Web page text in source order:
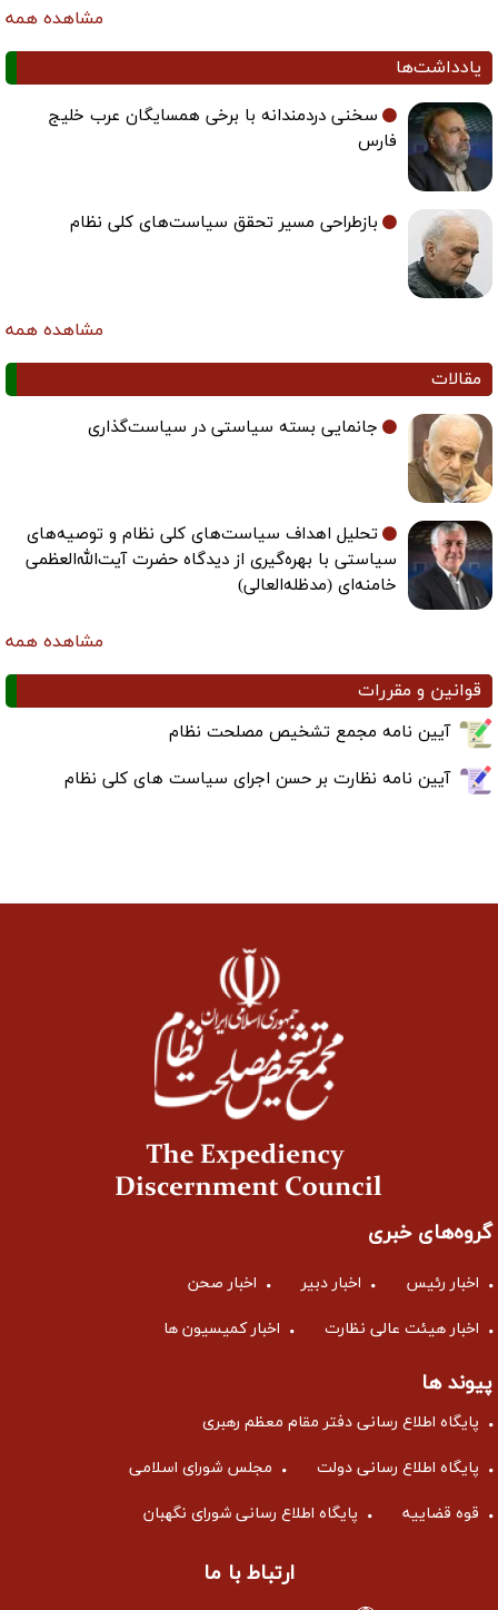
مشاهده همه
یادداشت‌ها
سخنی دردمندانه با برخی همسایگان عرب خلیج
فارس
بازطراحی مسیر تحقق سیاست‌های کلی نظام
مشاهده همه
مقالات
جانمایی بسته سیاستی در سیاست‌گذاری
تحلیل اهداف سیاست‌های کلی نظام و توصیه‌های
سیاستی با بهره‌گیری از دیدگاه حضرت آیت‌الله‌العظمی
خامنه‌ای (مدظله‌العالی)
مشاهده همه
قوانین و مقررات
آیین نامه مجمع تشخیص مصلحت نظام
آیین نامه نظارت بر حسن اجرای سیاست های کلی نظام
گروه‌های خبری
اخبار رئیس اخبار دبیر اخبار صحن
اخبار هیئت عالی نظارت اخبار کمیسیون ها
پیوند ها
پایگاه اطلاع رسانی دفتر مقام معظم رهبری
پایگاه اطلاع رسانی دولت مجلس شورای اسلامی
قوه قضاییه پایگاه اطلاع رسانی شورای نگهبان
ارتباط با ما